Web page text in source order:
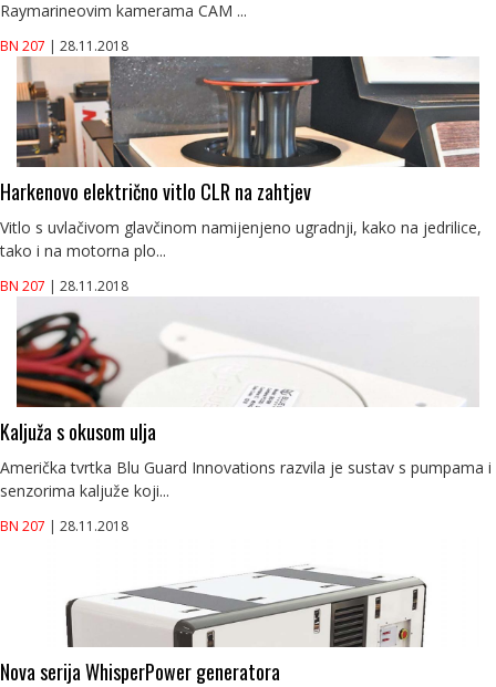
Raymarineovim kamerama CAM ...
BN 207 | 28.11.2018
Harkenovo električno vitlo CLR na zahtjev
Vitlo s uvlačivom glavčinom namijenjeno ugradnji, kako na jedrilice,
tako i na motorna plo...
BN 207 | 28.11.2018
Kaljuža s okusom ulja
Američka tvrtka Blu Guard Innovations razvila je sustav s pumpama i
senzorima kaljuže koji...
BN 207 | 28.11.2018
Nova serija WhisperPower generatora